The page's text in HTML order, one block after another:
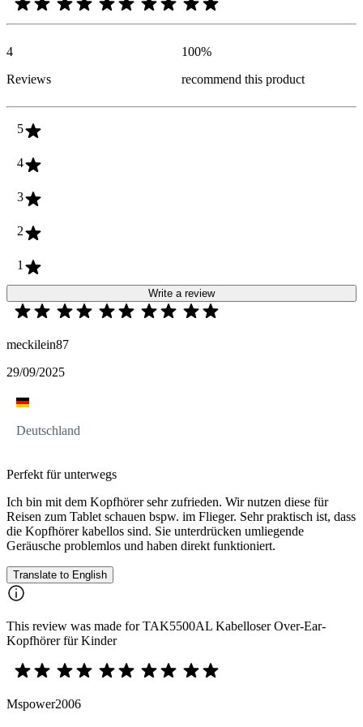
4
Reviews
100%
recommend this product
5
4
3
2
1
Write a review
meckilein87
29/09/2025
Deutschland
Perfekt für unterwegs
Ich bin mit dem Kopfhörer sehr zufrieden. Wir nutzen diese für
Reisen zum Tablet schauen bspw. im Flieger. Sehr praktisch ist, dass
die Kopfhörer kabellos sind. Sie unterdrücken umliegende
Geräusche problemlos und haben direkt funktioniert.
Translate to English
This review was made for TAK5500AL Kabelloser Over-Ear-
Kopfhörer für Kinder
Mspower2006